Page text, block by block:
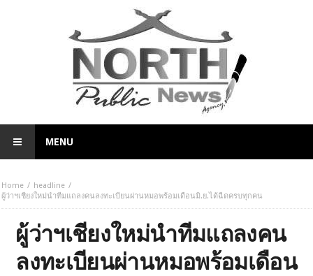
MENU
Home
headline
ผู้ว่าฯเชียงใหม่นำทีมแถลงคนลงทะเบียนผ่านหมอพร้อมเดือนมิ.ย.ได้ฉีดครบทุกคน
ผู้ว่าฯเชียงใหม่นำทีมแถลงคน
ลงทะเบียนผ่านหมอพร้อมเดือน